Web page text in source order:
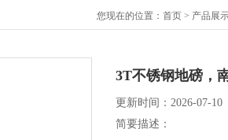
您现在的位置： 首页 > 产品展
3T不锈钢地磅，
更新时间：2026-07-10
简要描述：